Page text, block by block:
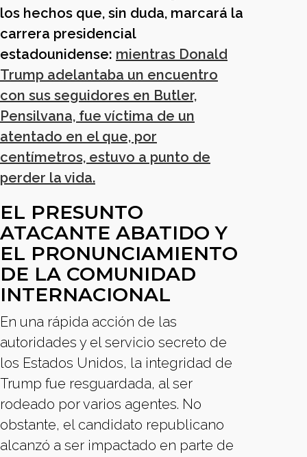
los hechos que, sin duda, marcará la
carrera presidencial
estadounidense: mientras Donald
Trump adelantaba un encuentro
con sus seguidores en Butler,
Pensilvana, fue víctima de un
atentado en el que, por
centímetros, estuvo a punto de
perder la vida.
EL PRESUNTO
ATACANTE ABATIDO Y
EL PRONUNCIAMIENTO
DE LA COMUNIDAD
INTERNACIONAL
En una rápida acción de las
autoridades y el servicio secreto de
los Estados Unidos, la integridad de
Trump fue resguardada, al ser
rodeado por varios agentes. No
obstante, el candidato republicano
alcanzó a ser impactado en parte de